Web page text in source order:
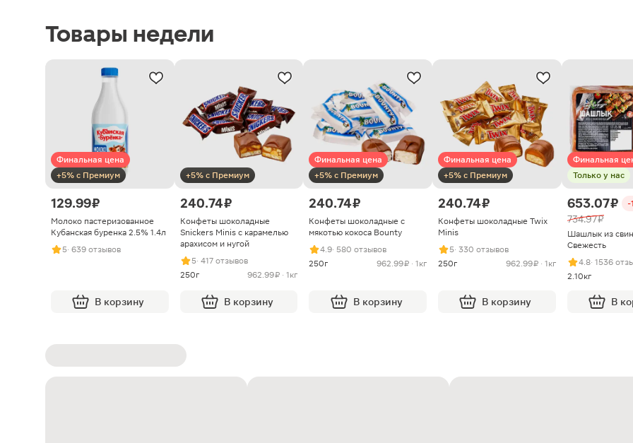
Товары недели
Финальная цена
+5% с Премиум
129.99 ₽
Молоко пастеризованное
Кубанская буренка 2.5% 1.4л
5· 639 отзывов
В корзину
+5% с Премиум
240.74 ₽
Конфеты шоколадные
Snickers Minis с карамелью
арахисом и нугой
5· 417 отзывов
250г
962.99 ₽ · 1кг
В корзину
Финальная цена
+5% с Премиум
240.74 ₽
Конфеты шоколадные с
мякотью кокоса Bounty
4.9· 580 отзывов
250г
962.99 ₽ · 1кг
В корзину
Финальная цена
+5% с Премиум
240.74 ₽
Конфеты шоколадные Twix
Minis
5· 330 отзывов
250г
962.99 ₽ · 1кг
В корзину
Финальная
Только у нас
653.07 ₽ -
734.97 ₽
Шашлык из
Свежесть
4.8· 1536
2.10кг
В